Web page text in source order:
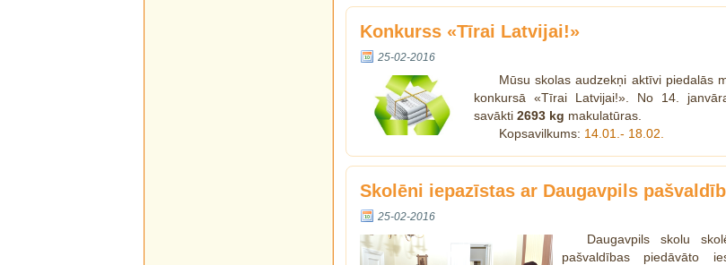
Konkurss «Tīrai Latvijai!»
25-02-2016
Mūsu skolas audzekņi aktīvi piedalās
konkursā «Tīrai Latvijai!». No 14.
savākti 2693 kg makulatūras.
Kopsavilkums: 14.01.- 18.02.
Skolēni iepazīstas ar Daugavpils
25-02-2016
Daugavpils skolu
pašvaldības piedāvāto